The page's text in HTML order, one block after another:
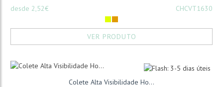
desde 2,52€
CHCVT1630
VER PRODUTO
Colete Alta Visibilidade Ho...